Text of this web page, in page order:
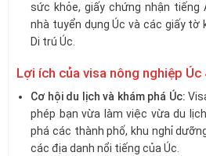
sức khỏe, giấy chứng nhận
nhà tuyển dụng Úc và các giấy tờ
Di trú Úc.
Lợi ích của visa nông nghiệp Úc
Cơ hội du lịch và khám phá Úc:
phép bạn vừa làm việc vừa du
phá các thành phố, khu nghỉ
các địa danh nổi tiếng của Úc.